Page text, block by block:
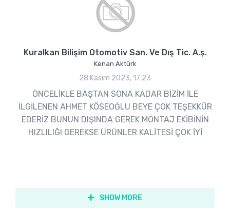
Kuralkan Bilişim Otomotiv San. Ve Dış Tic. A.ş.
Kenan Aktürk
28 Kasım 2023, 17:23
ÖNCELİKLE BAŞTAN SONA KADAR BİZİM İLE
İLGİLENEN AHMET KÖSEOĞLU BEYE ÇOK TEŞEKKÜR
EDERİZ BUNUN DIŞINDA GEREK MONTAJ EKİBİNİN
HIZLILIĞI GEREKSE ÜRÜNLER KALİTESİ ÇOK İYİ
SHOW MORE